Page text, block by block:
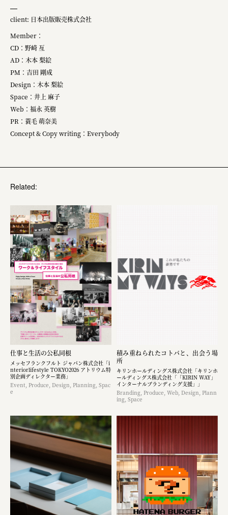
client: 日本出版販売株式会社
Member：
CD：野崎 亙
AD：木本 梨絵
PM：吉田 剛成
Design：木本 梨絵
Space：井上 麻子
Web：福永 英樹
PR：蓑毛 萌奈美
Concept & Copy writing：Everybody
Related:
仕事と生活の公私同根
メッセフランクフルト ジャパン株式会社「i
nteriorlifestyle TOKYO2026 アトリウム特
別企画ディレクター業務」
Event, Produce, Design, Planning, Spac
e
積み重ねられたコトバと、出会う場
所
キリンホールディングス株式会社「キリンホ
ールディングス株式会社「「KIRIN WAY」
インターナルブランディング支援」」
Branding, Produce, Web, Design, Plann
ing, Space